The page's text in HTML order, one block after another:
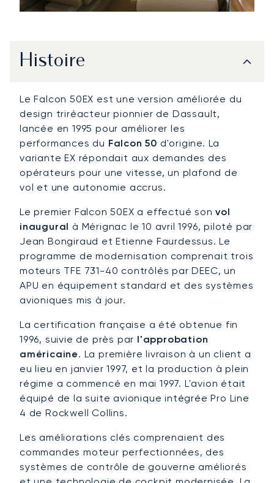
Histoire
Le Falcon 50EX est une version améliorée du
design triréacteur pionnier de Dassault,
lancée en 1995 pour améliorer les
performances du Falcon 50 d'origine. La
variante EX répondait aux demandes des
opérateurs pour une vitesse, un plafond de
vol et une autonomie accrus.
Le premier Falcon 50EX a effectué sonvol
inaugural à Mérignac le 10 avril 1996, piloté par
Jean Bongiraud et Etienne Faurdessus. Le
programme de modernisation comprenait trois
moteurs TFE 731-40 contrôlés par DEEC, un
APU en équipement standard et des systèmes
avioniques mis à jour.
La certification française a été obtenue fin
1996, suivie de près par l'approbation
américaine. La première livraison à un client a
eu lieu en janvier 1997, et la production à plein
régime a commencé en mai 1997. L'avion était
équipé de la suite avionique intégrée Pro Line
4 de Rockwell Collins.
Les améliorations clés comprenaient des
commandes moteur perfectionnées, des
systèmes de contrôle de gouverne améliorés